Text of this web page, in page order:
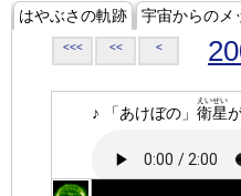
はやぶさの軌跡 宇宙からのメ
<<< << <
♪ 「あけぼの」 衛星
えいせい